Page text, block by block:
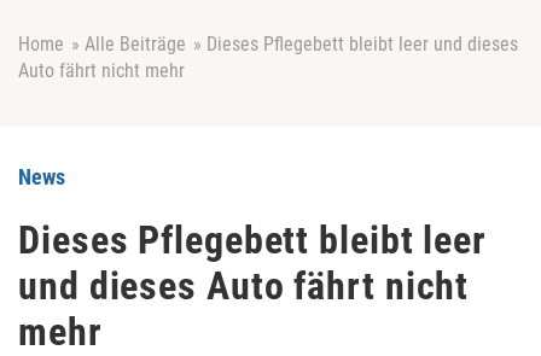
Home » Alle Beiträge » Dieses Pflegebett bleibt leer und dieses
Auto fährt nicht mehr
News
Dieses Pflegebett bleibt leer
und dieses Auto fährt nicht
mehr